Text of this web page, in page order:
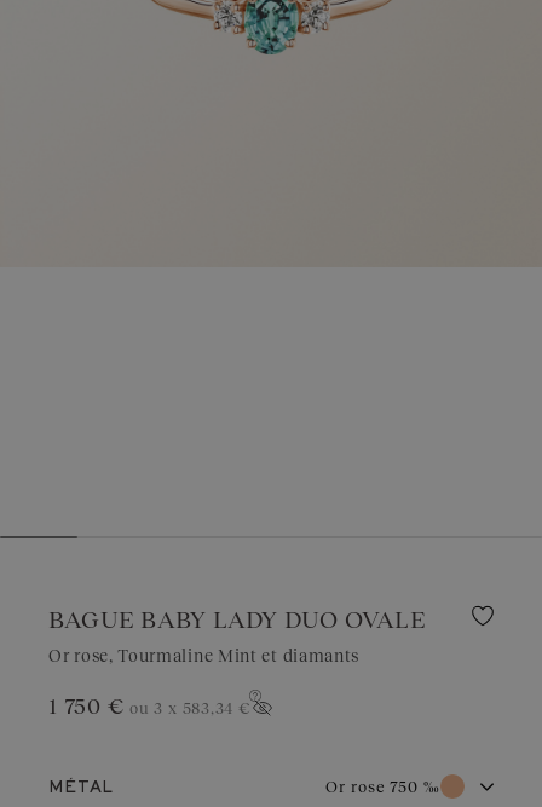
BAGUE BABY LADY DUO OVALE
Or rose, Tourmaline Mint et diamants
1 750 € ou 3 x 583,34 €
MÉTAL Or rose 750 ‰